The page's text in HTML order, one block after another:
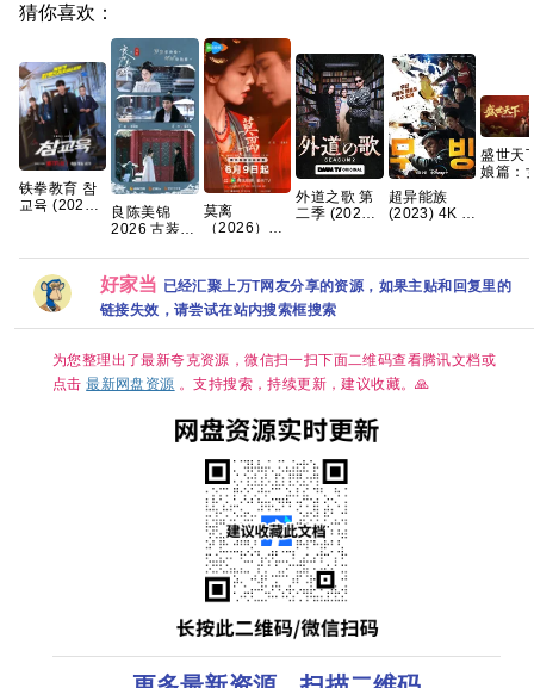
猜你喜欢：
铁拳教育 참
교육 (2026)
幕] [全10集]
【单集5～
8GB】
良陈美锦
2026 古装
思成 已更最
新 夸克
莫离
（2026）4K
磊[中国大陆]
[爱情/古装]
[单集约
1.3GB]
外道之歌 第
二季 (2026)
又名: 外道の
歌 2 夸克
超异能族
(2023) 4K 超
【全20集】
盛世天
娘篇：
好家当 已经汇聚上万T网友分享的资源，如果主贴和回复里的
链接失效，请尝试在站内搜索框搜索
为您整理出了最新夸克资源，微信扫一扫下面二维码查看腾讯文档或
点击最新网盘资源 。支持搜索，持续更新，建议收藏。🙏